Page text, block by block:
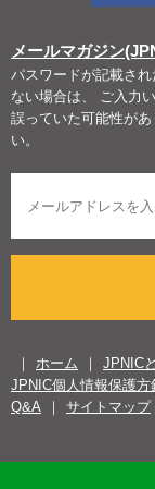
メールマガジン
パスワードが記載さ
ない場合は、 ご入力
誤っていた可能性が
い。
ホーム JPNIC
JPNIC個人情報保護方
Q&A
サイトマップ